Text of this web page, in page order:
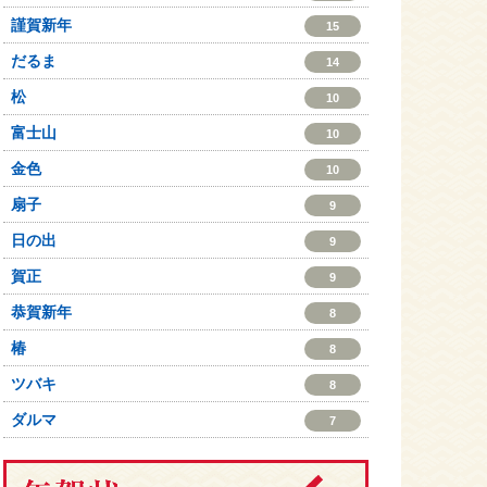
謹賀新年 15
だるま 14
松 10
富士山 10
金色 10
扇子 9
日の出 9
賀正 9
恭賀新年 8
椿 8
ツバキ 8
ダルマ 7